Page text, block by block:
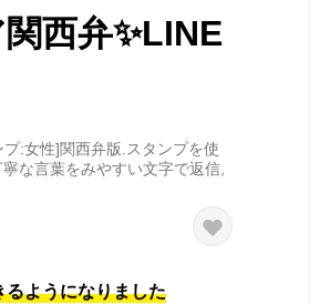
西弁✨LINE
:女性]関西弁版.スタンプを使
な言葉をみやすい文字で返信,
ようになりました